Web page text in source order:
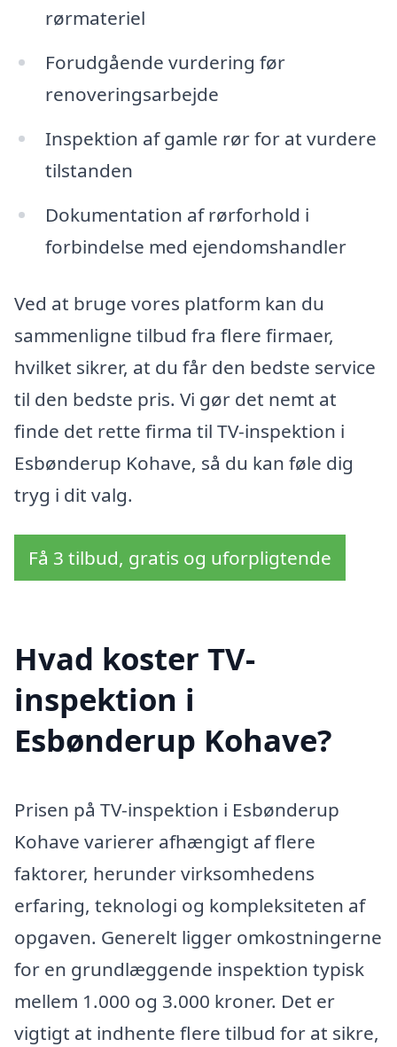
rørmateriel
Forudgående vurdering før
renoveringsarbejde
Inspektion af gamle rør for at vurdere
tilstanden
Dokumentation af rørforhold i
forbindelse med ejendomshandler
Ved at bruge vores platform kan du
sammenligne tilbud fra flere firmaer,
hvilket sikrer, at du får den bedste service
til den bedste pris. Vi gør det nemt at
finde det rette firma til TV-inspektion i
Esbønderup Kohave, så du kan føle dig
tryg i dit valg.
Få 3 tilbud, gratis og uforpligtende
Hvad koster TV-
inspektion i
Esbønderup Kohave?
Prisen på TV-inspektion i Esbønderup
Kohave varierer afhængigt af flere
faktorer, herunder virksomhedens
erfaring, teknologi og kompleksiteten af
opgaven. Generelt ligger omkostningerne
for en grundlæggende inspektion typisk
mellem 1.000 og 3.000 kroner. Det er
vigtigt at indhente flere tilbud for at sikre,